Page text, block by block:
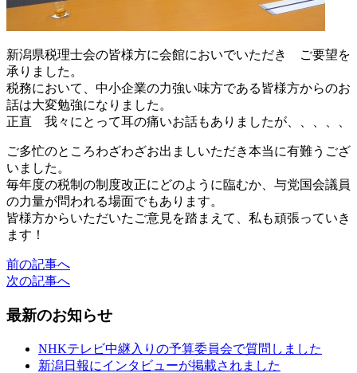
新潟県税理士会の皆様方に会館においでいただき ご要望を
承りました。
税務において、中小企業の力強い味方である皆様方からのお
話は大変勉強になりました。
正直 我々にとって耳の痛いお話もありましたが、、、、、
ご多忙のところわざわざお出ましいただき本当に有難うござ
いました。
毎年度の税制の制度改正にどのように臨むか、与党国会議員
の力量が問われる場面でもあります。
皆様方からいただいたご意見を踏まえて、私も頑張っていき
ます！
前の記事へ
次の記事へ
最新のお知らせ
NHKテレビ中継入りの予算委員会で質問しました
新潟日報にインタビューが掲載されました